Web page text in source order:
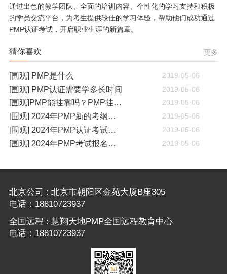
通过出色的教学团队、全面的培训内容、个性化的学习支持和积极
的学员交流平台，为考生提供较佳的学习体验，帮助他们成功通过
PMP认证考试，开启职业生涯的新篇章。
猜你喜欢 更多
[围观] PMP是什么 2019-05-06
[围观] PMP认证需要学多长时间 2019-05-06
[围观]PMP能挂靠吗？PMP挂靠一年多少钱 2019-05-06
[围观] 2024年PMP新的考纲有哪些变化 2019-05-06
[围观] 2024年PMP认证考试什么时候开考 2019-05-06
[围观] 2024年PMP考试报名通知 2019-05-06
北京公司 : 北京市朝阳区金苑大厦B座305
电话：18810723937
全国远程 : 慧翔天地PMP全国远程教育中心
电话：18810723937